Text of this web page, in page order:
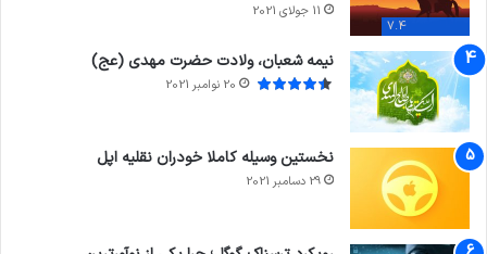
7.4
11 جولای 2021
نیمه شعبان، ولادت حضرت مهدی (عج)
20 نوامبر 2021
نخستین وسیله کاملا خودران نقلیه اپل
29 دسامبر 2021